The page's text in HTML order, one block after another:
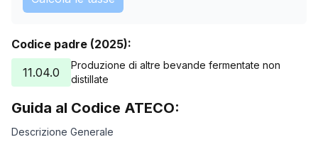
Codice padre (2025):
11.04.0
Produzione di altre bevande fermentate non
distillate
Guida al Codice ATECO:
Descrizione Generale